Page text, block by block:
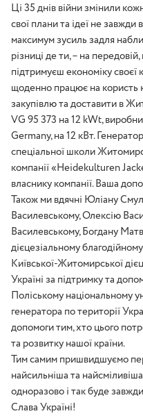
Ці 35 днів війни змінили
свої плани та ідеї не
максимум зусиль задля
різниці де ти, – на
підтримуєш економіку
щоденно працює на користь
закупівлю та доставити в
VG 95 373 на 12 kWt,
Germany, на 12 кВт.
спеціальної школи
компанії «Heidekulturen
власнику компанії. Ваша
Також ми вдячні Юліану
Василевському, Олексію
Василевському, Богдану
дієцезіальному
Київської-Житомирської
Україні за підтримку та
Поліському національному
генератора по території
допомоги тим, хто цього
та розвитку нашої країни.
Тим самим пришвидшуємо
найсильніша та
одноразово і так буде
Слава Україні!